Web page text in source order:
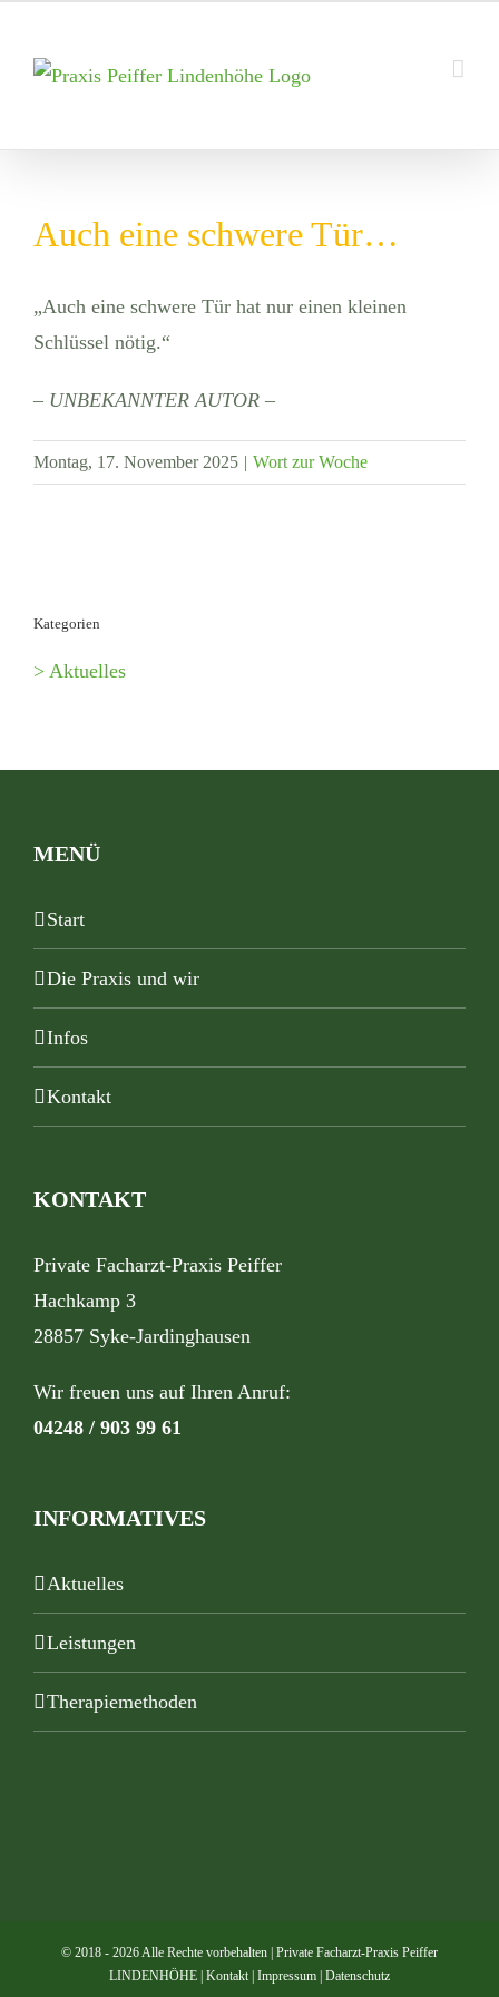
Inhalt
springen
Auch eine schwere Tür…
„Auch eine schwere Tür hat nur einen kleinen
Schlüssel nötig.“
– UNBEKANNTER AUTOR –
Montag, 17. November 2025 | Wort zur Woche
Kategorien
> Aktuelles
MENÜ
Start
Die Praxis und wir
Infos
Kontakt
KONTAKT
Private Facharzt-Praxis Peiffer
Hachkamp 3
28857 Syke-Jardinghausen
Wir freuen uns auf Ihren Anruf:
04248 / 903 99 61
INFORMATIVES
Aktuelles
Leistungen
Therapiemethoden
© 2018 - 2026 Alle Rechte vorbehalten | Private Facharzt-Praxis Peiffer
LINDENHÖHE | Kontakt| Impressum Datenschutz